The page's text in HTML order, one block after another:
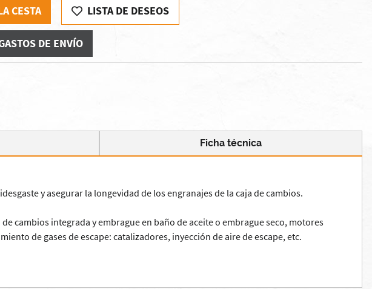
CESTA LISTA DE DESEOS
DE ENVÍO
Ficha técnica
y asegurar la longevidad de los engranajes de la caja de cambios.
cambios integrada y embrague en baño de aceite o embrague seco, motores
de gases de escape: catalizadores, inyección de aire de escape, etc.